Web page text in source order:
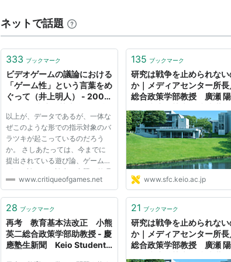
「Policy making」というのは、政治家や法律家のか
にとどまらず、社会問題・経済問題・政治問題などの
を提案」できる人材の育成とそれに必要とされる多岐
コンセプトとされている。
多様性
特に総合的な一般教養プログラムを見て「選択肢が
だろう」といった安易な判断で入学したりといった
興味のない学生が多いのも事実。また、大学によっ
っているため、法学部等既存の学部に比べ、同じ総合
常に異なっているのも特徴。
コンセプトとアプローチ
ネットで話題
333 ブックマーク
ビデオゲームの議論における
「ゲーム性」という言葉をめ
ぐって（井上明人） - 2003
政策学部 小熊英二研究室
卒業論文
以上が、データであるが、一体な
ぜこのような形での指示対象のバ
ラツキが起こっているのだろう
か。 さしあたっては、今までに
提出されている遊び論、ゲームデ
ザイン論などの論考を参照・整理
して次に紹介することを試みる。
のグループをどのように解釈しな
く...
www.critiqueofgames.net
135 ブックマーク
研究は戦争を止められない
か｜メディアセンター所長
総合政策学部教授 廣瀬 陽
キャンパス（SFC）
www.sfc.keio.ac.jp
28 ブックマーク
再考 教育基本法改正 小熊
英二総合政策学部助教授 - 慶
應塾生新聞 Keio Student
21 ブックマーク
研究は戦争を止められない
か｜メディアセンター所長
総合政策学部教授 廣瀬 陽